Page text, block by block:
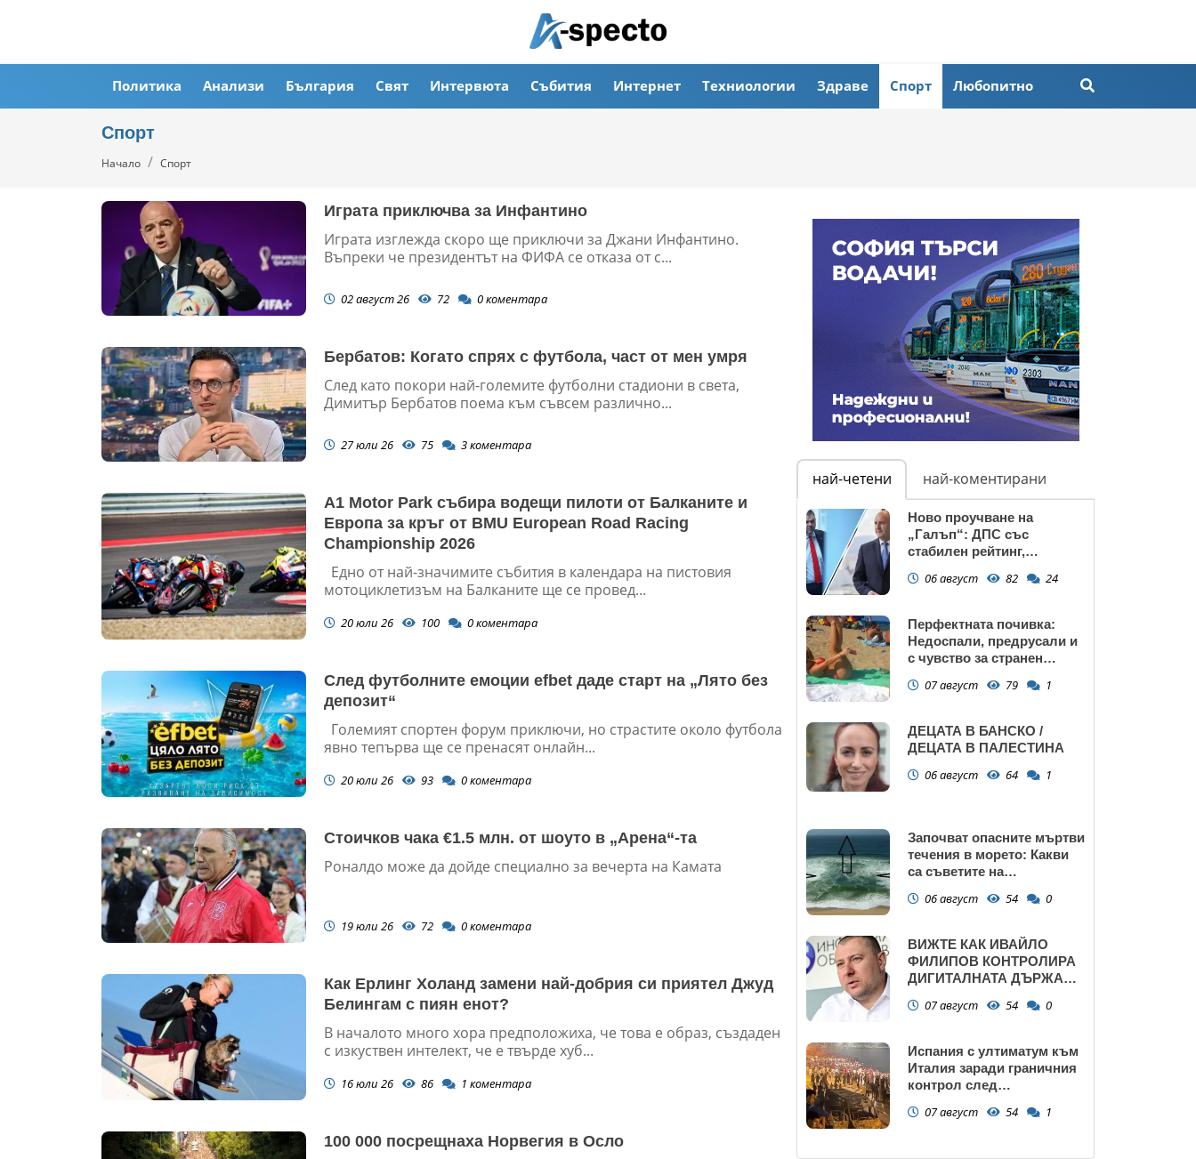
Политика Анализи България Свят Интервюта Събития Интернет Техниологии Здраве Спорт Любопитно
Спорт
Начало Спорт
Играта приключва за Инфантино
Играта изглежда скоро ще приключи за Джани Инфантино.
Въпреки че президентът на ФИФА се отказа от с...
02 август 26 72 0коментара
Бербатов: Когато спрях с футбола, част от мен умря
След като покори най-големите футболни стадиони в света,
Димитър Бербатов поема към съвсем различно...
27 юли 26 75 3коментара
A1 Motor Park събира водещи пилоти от Балканите и
Европа за кръг от BMU European Road Racing
Championship 2026
Едно от най-значимите събития в календара на пистовия
мотоциклетизъм на Балканите ще се провед...
20 юли 26 100 0коментара
След футболните емоции efbet даде старт на „Лято без
депозит“
Големият спортен форум приключи, но страстите около футбола
явно тепърва ще се пренасят онлайн...
20 юли 26 93 0коментара
Стоичков чака €1.5 млн. от шоуто в „Арена“-та
Роналдо може да дойде специално за вечерта на Камата
19 юли 26 72 0коментара
Как Ерлинг Холанд замени най-добрия си приятел Джуд
Белингам с пиян енот?
В началото много хора предположиха, че това е образ, създаден
с изкуствен интелект, че е твърде хуб...
16 юли 26 86 1 коментара
100 000 посрещнаха Норвегия в Осло
най-четени най-коментирани
Ново проучване на
„Галъп“: ДПС със
стабилен рейтинг,
запазва
06 август 82 24
Перфектната почивка:
Недоспали, предрусали и
с чувство за странен
07 август 79 1
ДЕЦАТА В БАНСКО /
ДЕЦАТА В ПАЛЕСТИНА
06 август 64 1
Започват опасните мъртви
течения в морето: Какви
са съветите на
06 август 54 0
ВИЖТЕ КАК ИВАЙЛО
ФИЛИПОВ КОНТРОЛИРА
ДИГИТАЛНАТА ДЪРЖАВА
ПРАВИТЕЛСТВОТО?
07 август 54 0
Испания с ултиматум към
Италия заради граничния
контрол след
07 август 54 1